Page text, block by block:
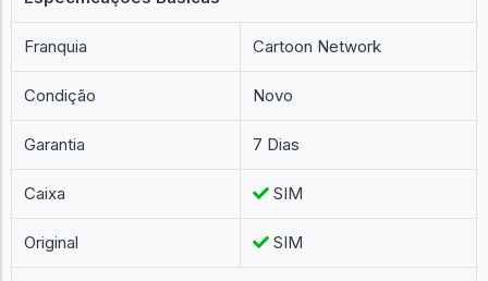
Franquia Cartoon Network
Condição Novo
Garantia 7 Dias
Caixa SIM
Original SIM